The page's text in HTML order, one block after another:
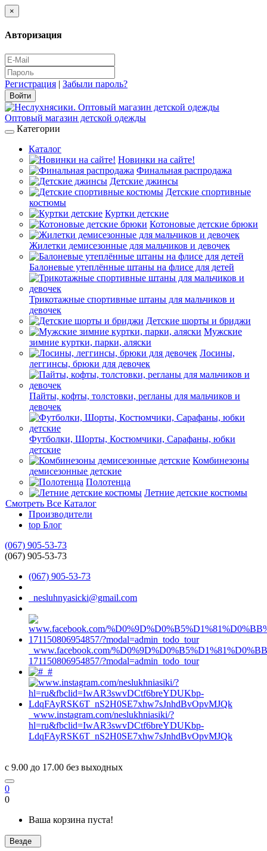
×
Авторизация
Регистрация | Забыли пароль?
Оптовый магазин детской одежды
Категории
Каталог
Новинки на сайте!
Финальная распродажа
Детские джинсы
Детские спортивные
костюмы
Куртки детские
Котоновые детские брюки
Жилетки демисезонные для мальчиков и девочек
Балоневые утеплённые штаны на флисе для детей
Трикотажные спортивные штаны для мальчиков и
девочек
Детские шорты и бриджи
Мужские
зимние куртки, парки, аляски
Лосины,
леггинсы, брюки для девочек
Пайты, кофты, толстовки, регланы для мальчиков и
девочек
Футболки, Шорты, Костюмчики, Сарафаны, юбки
детские
Комбинезоны
демисезонные детские
Полотенца
Летние детские костюмы
Смотреть Все Каталог
Производители
top Блог
(067) 905-53-73
(067) 905-53-73
(067) 905-53-73
nesluhnyasicki@gmail.com
www.facebook.com/
171150806954857/?modal=admin_todo_tour
#
www.instagram.com/neslukhniasiki/?
hl=ru&fbclid=IwAR3swvDCtf6breYDUKbp-
LdqFAyRSK6T_nS2H0SE7xhw7sJnhdBvOpvMJQk
c 9.00 до 17.00 без выходных
0
0
Ваша корзина пуста!
Везде